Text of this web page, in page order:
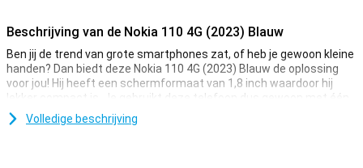
Beschrijving van de Nokia 110 4G (2023) Blauw
Ben jij de trend van grote smartphones zat, of heb je gewoon kleine
handen? Dan biedt deze Nokia 110 4G (2023) Blauw de oplossing
voor jou! Hij heeft een schermformaat van 1,8 inch waardoor hij
lekker compact is. Je gebruikt deze telefoon dus gewoon met één
hand!Volledige beschrijving